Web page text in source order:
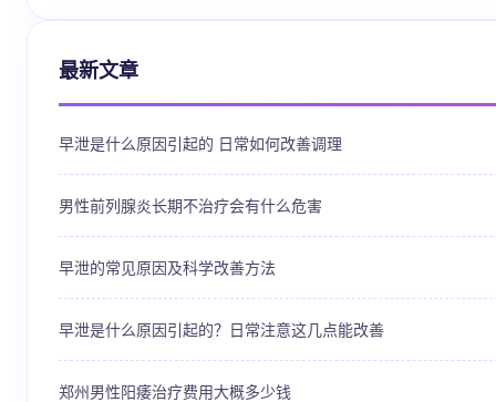
最新文章
早泄是什么原因引起的 日常如何改善调理
男性前列腺炎长期不治疗会有什么危害
早泄的常见原因及科学改善方法
早泄是什么原因引起的？日常注意这几点能改善
郑州男性阳痿治疗费用大概多少钱